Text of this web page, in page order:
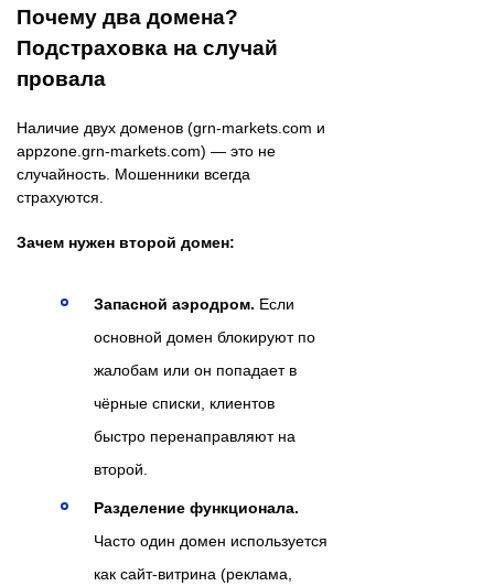
Почему два домена?
Подстраховка на случай
провала
Наличие двух доменов (grn-markets.com и
appzone.grn-markets.com) — это не
случайность. Мошенники всегда
страхуются.
Зачем нужен второй домен:
Запасной аэродром. Если
основной домен блокируют по
жалобам или он попадает в
чёрные списки, клиентов
быстро перенаправляют на
второй.
Разделение функционала.
Часто один домен используется
как сайт-витрина (реклама,